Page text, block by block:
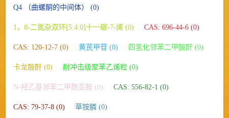
Q4 （曲螺酮的中间体） (0)
1，8-二氮杂双环[5.4.0]十一碳-7-烯 (0) CAS: 696-44-6 (0)
CAS: 120-12-7 (0) 黄芪甲苷 (0) 四氢化邻苯二甲酸酐 (0)
卡龙酸酐 (0) 耐冲击级聚苯乙烯粒 (0)
N-羟乙基邻苯二甲酰亚胺 (0) CAS: 556-82-1 (0)
CAS: 79-37-8 (0) 草铵膦 (0)